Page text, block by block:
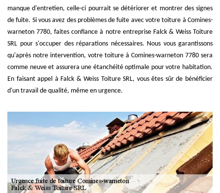
manque d'entretien, celle-ci pourrait se détériorer et montrer des signes
de fuite. Si vous avez des problèmes de fuite avec votre toiture à Comines-
warneton 7780, faites confiance à notre entreprise Falck & Weiss Toiture
SRL pour s'occuper des réparations nécessaires. Nous vous garantissons
qu'après notre intervention, votre toiture à Comines-warneton 7780 sera
comme neuve et assurera une étanchéité optimale pour votre habitation.
En faisant appel à Falck & Weiss Toiture SRL, vous êtes sûr de bénéficier
d'un travail de qualité, même en urgence.